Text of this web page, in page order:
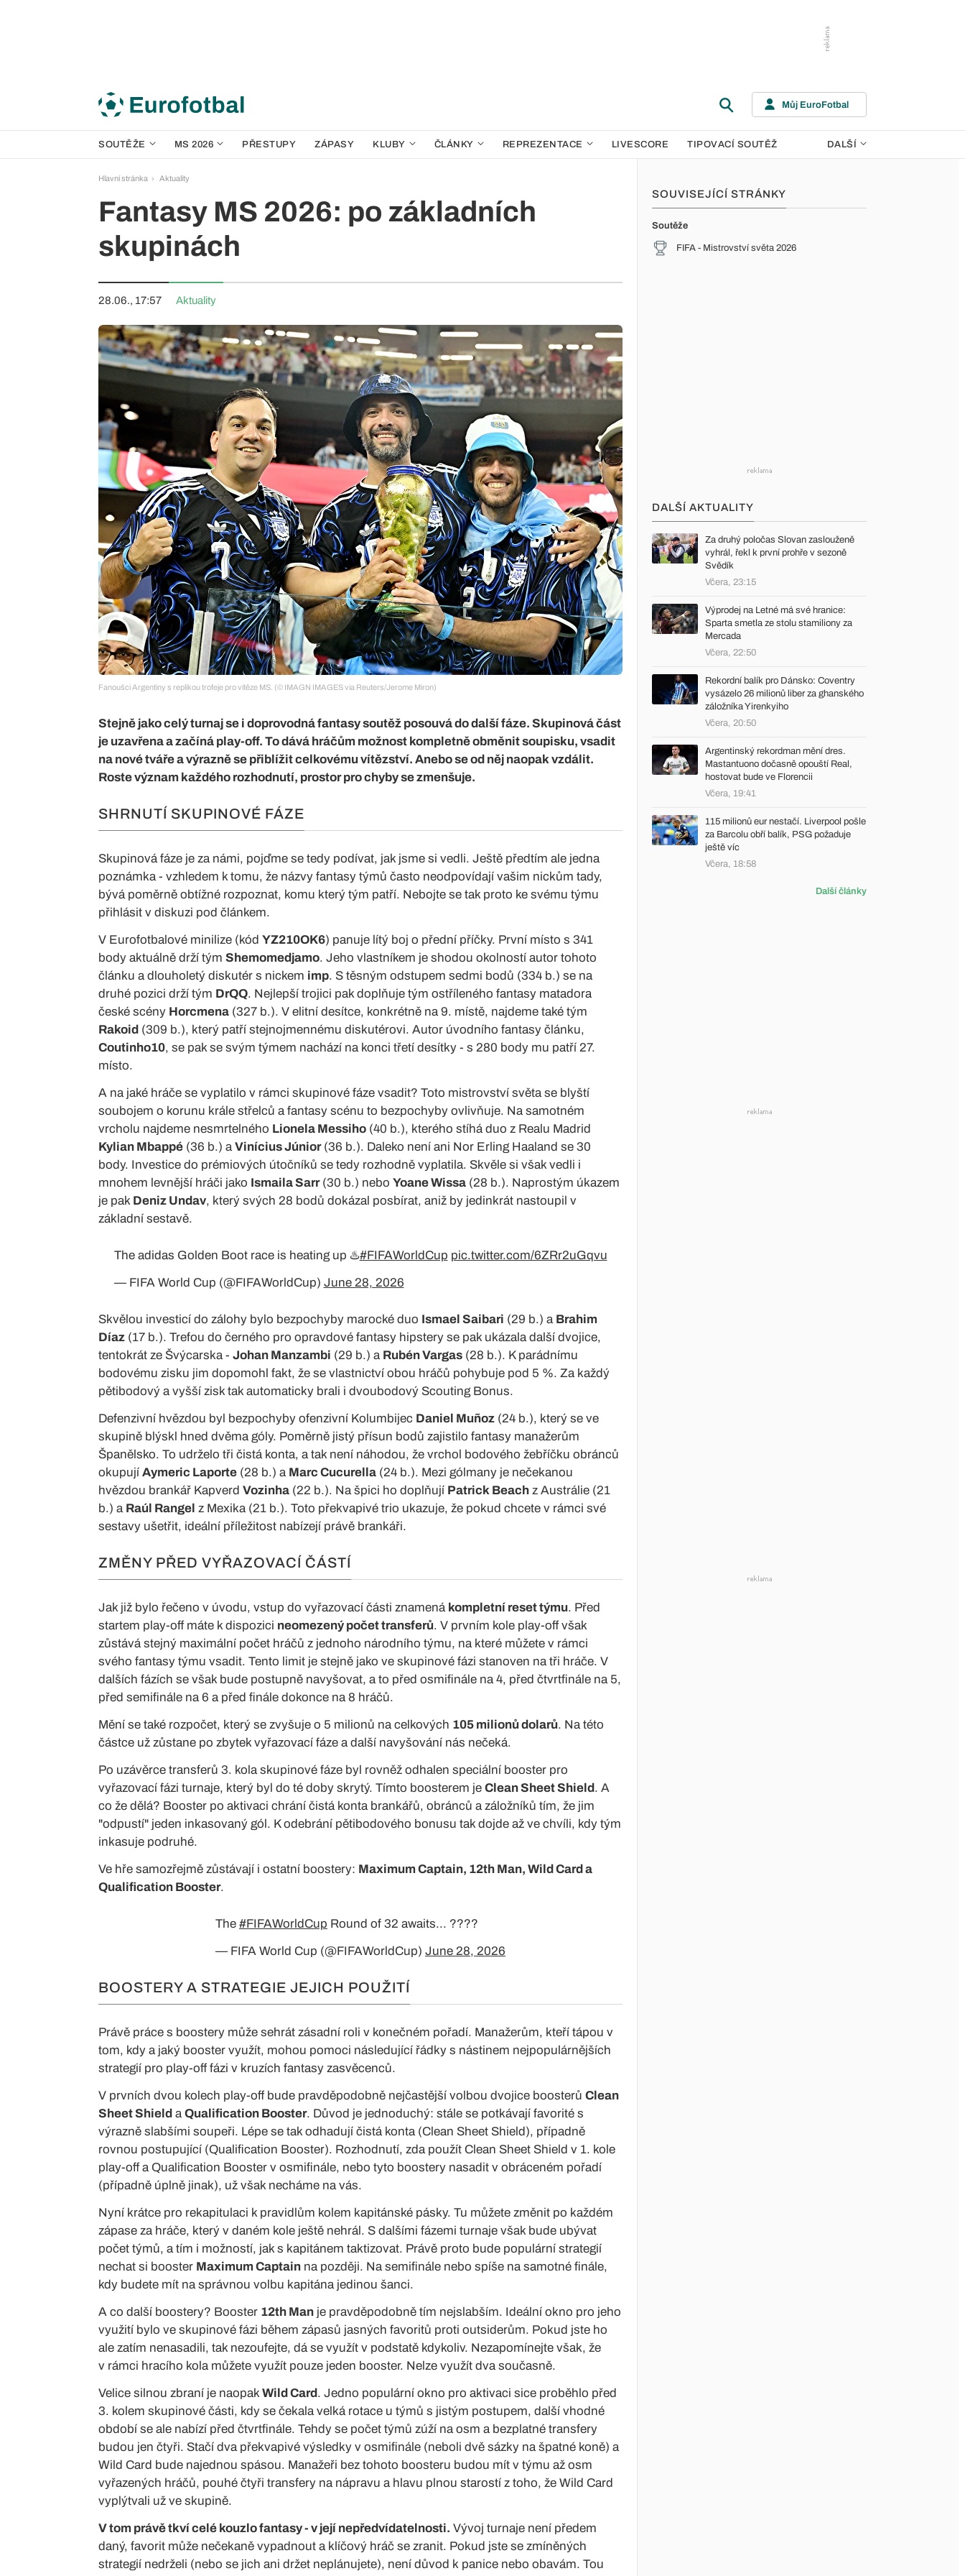
Můj EuroFotbal
SOUTĚŽE MS 2026 PŘESTUPY ZÁPASY KLUBY ČLÁNKY REPREZENTACE LIVESCORE TIPOVACÍ SOUTĚŽ DALŠÍ
Hlavní stránka Aktuality
Fantasy MS 2026: po základních
skupinách
28.06., 17:57 Aktuality
Fanoušci Argentiny s replikou trofeje pro vítěze MS. (© IMAGN IMAGES via Reuters/Jerome Miron)
Stejně jako celý turnaj se i doprovodná fantasy soutěž posouvá do další fáze. Skupinová část
je uzavřena a začíná play-off. To dává hráčům možnost kompletně obměnit soupisku, vsadit
na nové tváře a výrazně se přiblížit celkovému vítězství. Anebo se od něj naopak vzdálit.
Roste význam každého rozhodnutí, prostor pro chyby se zmenšuje.
SHRNUTÍ SKUPINOVÉ FÁZE
Skupinová fáze je za námi, pojďme se tedy podívat, jak jsme si vedli. Ještě předtím ale jedna
poznámka - vzhledem k tomu, že názvy fantasy týmů často neodpovídají vašim nickům tady,
bývá poměrně obtížné rozpoznat, komu který tým patří. Nebojte se tak proto ke svému týmu
přihlásit v diskuzi pod článkem.
V Eurofotbalové minilize (kód YZ210OK6) panuje lítý boj o přední příčky. První místo s 341
body aktuálně drží tým Shemomedjamo. Jeho vlastníkem je shodou okolností autor tohoto
článku a dlouholetý diskutér s nickem imp. S těsným odstupem sedmi bodů (334 b.) se na
druhé pozici drží tým DrQQ. Nejlepší trojici pak doplňuje tým ostříleného fantasy matadora
české scény Horcmena (327 b.). V elitní desítce, konkrétně na 9. místě, najdeme také tým
Rakoid (309 b.), který patří stejnojmennému diskutérovi. Autor úvodního fantasy článku,
Coutinho10, se pak se svým týmem nachází na konci třetí desítky - s 280 body mu patří 27.
místo.
A na jaké hráče se vyplatilo v rámci skupinové fáze vsadit? Toto mistrovství světa se blyští
soubojem o korunu krále střelců a fantasy scénu to bezpochyby ovlivňuje. Na samotném
vrcholu najdeme nesmrtelného Lionela Messiho (40 b.), kterého stíhá duo z Realu Madrid
Kylian Mbappé (36 b.) aVinícius Júnior(36 b.). Daleko není ani Nor Erling Haaland se 30
body. Investice do prémiových útočníků se tedy rozhodně vyplatila. Skvěle si však vedli i
mnohem levnější hráči jako Ismaila Sarr(30 b.) nebo Yoane Wissa (28 b.). Naprostým úkazem
je pak Deniz Undav, který svých 28 bodů dokázal posbírat, aniž by jedinkrát nastoupil v
základní sestavě.
The adidas Golden Boot race is heating up ♨️#FIFAWorldCup pic.twitter.com/6ZRr2uGqvu
— FIFA World Cup (@FIFAWorldCup) June 28, 2026
Skvělou investicí do zálohy bylo bezpochyby marocké duo Ismael Saibari (29 b.) a Brahim
Díaz (17 b.). Trefou do černého pro opravdové fantasy hipstery se pak ukázala další dvojice,
tentokrát ze Švýcarska - Johan Manzambi (29 b.) a Rubén Vargas (28 b.). K parádnímu
bodovému zisku jim dopomohl fakt, že se vlastnictví obou hráčů pohybuje pod 5 %. Za každý
pětibodový a vyšší zisk tak automaticky brali i dvoubodový Scouting Bonus.
Defenzivní hvězdou byl bezpochyby ofenzivní Kolumbijec Daniel Muñoz (24 b.), který se ve
skupině blýskl hned dvěma góly. Poměrně jistý přísun bodů zajistilo fantasy manažerům
Španělsko. To udrželo tři čistá konta, a tak není náhodou, že vrchol bodového žebříčku obránců
okupují Aymeric Laporte (28 b.) a Marc Cucurella (24 b.). Mezi gólmany je nečekanou
hvězdou brankář Kapverd Vozinha (22 b.). Na špici ho doplňují Patrick Beach z Austrálie (21
b.) a Raúl Rangel z Mexika (21 b.). Toto překvapivé trio ukazuje, že pokud chcete v rámci své
sestavy ušetřit, ideální příležitost nabízejí právě brankáři.
ZMĚNY PŘED VYŘAZOVACÍ ČÁSTÍ
Jak již bylo řečeno v úvodu, vstup do vyřazovací části znamená kompletní reset týmu. Před
startem play-off máte k dispozici neomezený počet transferů. V prvním kole play-off však
zůstává stejný maximální počet hráčů z jednoho národního týmu, na které můžete v rámci
svého fantasy týmu vsadit. Tento limit je stejně jako ve skupinové fázi stanoven na tři hráče. V
dalších fázích se však bude postupně navyšovat, a to před osmifinále na 4, před čtvrtfinále na 5,
před semifinále na 6 a před finále dokonce na 8 hráčů.
Mění se také rozpočet, který se zvyšuje o 5 milionů na celkových 105 milionů dolarů. Na této
částce už zůstane po zbytek vyřazovací fáze a další navyšování nás nečeká.
Po uzávěrce transferů 3. kola skupinové fáze byl rovněž odhalen speciální booster pro
vyřazovací fázi turnaje, který byl do té doby skrytý. Tímto boosterem je Clean Sheet Shield. A
co že dělá? Booster po aktivaci chrání čistá konta brankářů, obránců a záložníků tím, že jim
"odpustí" jeden inkasovaný gól. K odebrání pětibodového bonusu tak dojde až ve chvíli, kdy tým
inkasuje podruhé.
Ve hře samozřejmě zůstávají i ostatní boostery: Maximum Captain, 12th Man, Wild Card a
Qualification Booster.
The #FIFAWorldCup Round of 32 awaits... ????
— FIFA World Cup (@FIFAWorldCup) June 28, 2026
BOOSTERY A STRATEGIE JEJICH POUŽITÍ
Právě práce s boostery může sehrát zásadní roli v konečném pořadí. Manažerům, kteří tápou v
tom, kdy a jaký booster využít, mohou pomoci následující řádky s nástinem nejpopulárnějších
strategií pro play-off fázi v kruzích fantasy zasvěcenců.
V prvních dvou kolech play-off bude pravděpodobně nejčastější volbou dvojice boosterů Clean
Sheet Shield aQualification Booster. Důvod je jednoduchý: stále se potkávají favorité s
výrazně slabšími soupeři. Lépe se tak odhadují čistá konta (Clean Sheet Shield), případně
rovnou postupující (Qualification Booster). Rozhodnutí, zda použít Clean Sheet Shield v 1. kole
play-off a Qualification Booster v osmifinále, nebo tyto boostery nasadit v obráceném pořadí
(případně úplně jinak), už však necháme na vás.
Nyní krátce pro rekapitulaci k pravidlům kolem kapitánské pásky. Tu můžete změnit po každém
zápase za hráče, který v daném kole ještě nehrál. S dalšími fázemi turnaje však bude ubývat
počet týmů, a tím i možností, jak s kapitánem taktizovat. Právě proto bude populární strategií
nechat si booster Maximum Captain na později. Na semifinále nebo spíše na samotné finále,
kdy budete mít na správnou volbu kapitána jedinou šanci.
A co další boostery? Booster 12th Man je pravděpodobně tím nejslabším. Ideální okno pro jeho
využití bylo ve skupinové fázi během zápasů jasných favoritů proti outsiderům. Pokud jste ho
ale zatím nenasadili, tak nezoufejte, dá se využít v podstatě kdykoliv. Nezapomínejte však, že
v rámci hracího kola můžete využít pouze jeden booster. Nelze využít dva současně.
Velice silnou zbraní je naopakWild Card. Jedno populární okno pro aktivaci sice proběhlo před
3. kolem skupinové části, kdy se čekala velká rotace u týmů s jistým postupem, další vhodné
období se ale nabízí před čtvrtfinále. Tehdy se počet týmů zúží na osm a bezplatné transfery
budou jen čtyři. Stačí dva překvapivé výsledky v osmifinále (neboli dvě sázky na špatné koně) a
Wild Card bude najednou spásou. Manažeři bez tohoto boosteru budou mít v týmu až osm
vyřazených hráčů, pouhé čtyři transfery na nápravu a hlavu plnou starostí z toho, že Wild Card
vyplýtvali už ve skupině.
V tom právě tkví celé kouzlo fantasy - v její nepředvídatelnosti. Vývoj turnaje není předem
daný, favorit může nečekaně vypadnout a klíčový hráč se zranit. Pokud jste se zmíněných
strategií nedrželi (nebo se jich ani držet neplánujete), není důvod k panice nebo obavám. Tou
SOUVISEJÍCÍ STRÁNKY
Soutěže
FIFA - Mistrovství světa 2026
DALŠÍ AKTUALITY
Za druhý poločas Slovan zaslouženě
vyhrál, řekl k první prohře v sezoně
Svědík
Včera, 23:15
Výprodej na Letné má své hranice:
Sparta smetla ze stolu stamiliony za
Mercada
Včera, 22:50
Rekordní balík pro Dánsko: Coventry
vysázelo 26 milionů liber za ghanského
záložníka Yirenkyiho
Včera, 20:50
Argentinský rekordman mění dres.
Mastantuono dočasně opouští Real,
hostovat bude ve Florencii
Včera, 19:41
115 milionů eur nestačí. Liverpool pošle
za Barcolu obří balík, PSG požaduje
ještě víc
Včera, 18:58
Další články